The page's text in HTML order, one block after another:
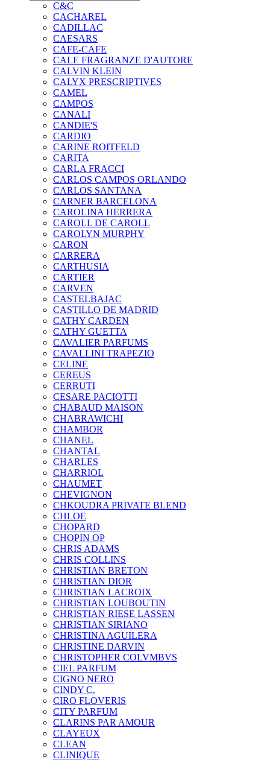
C&C
CACHAREL
CADILLAC
CAESARS
CAFE-CAFE
CALE FRAGRANZE D'AUTORE
CALVIN KLEIN
CALYX PRESCRIPTIVES
CAMEL
CAMPOS
CANALI
CANDIE'S
CARDIO
CARINE ROITFELD
CARITA
CARLA FRACCI
CARLOS CAMPOS ORLANDO
CARLOS SANTANA
CARNER BARCELONA
CAROLINA HERRERA
CAROLL DE CAROLL
CAROLYN MURPHY
CARON
CARRERA
CARTHUSIA
CARTIER
CARVEN
CASTELBAJAC
CASTILLO DE MADRID
CATHY CARDEN
CATHY GUETTA
CAVALIER PARFUMS
CAVALLINI TRAPEZIO
CELINE
CEREUS
CERRUTI
CESARE PACIOTTI
CHABAUD MAISON
CHABRAWICHI
CHAMBOR
CHANEL
CHANTAL
CHARLES
CHARRIOL
CHAUMET
CHEVIGNON
CHKOUDRA PRIVATE BLEND
CHLOE
CHOPARD
CHOPIN OP
CHRIS ADAMS
CHRIS COLLINS
CHRISTIAN BRETON
CHRISTIAN DIOR
CHRISTIAN LACROIX
CHRISTIAN LOUBOUTIN
CHRISTIAN RIESE LASSEN
CHRISTIAN SIRIANO
CHRISTINA AGUILERA
CHRISTINE DARVIN
CHRISTOPHER COLVMBVS
CIEL PARFUM
CIGNO NERO
CINDY C.
CIRO FLOVERIS
CITY PARFUM
CLARINS PAR AMOUR
CLAYEUX
CLEAN
CLINIQUE